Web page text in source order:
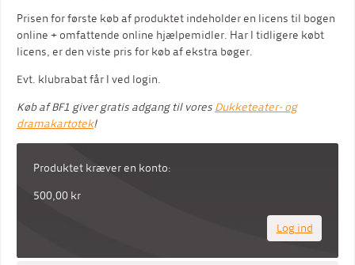
Prisen for første køb af produktet indeholder en licens til bogen
online + omfattende online hjælpemidler. Har I tidligere købt
licens, er den viste pris for køb af ekstra bøger.
Evt. klubrabat får I ved login.
Køb af BF1 giver gratis adgang til voresDukketeater- og
dramakartotek!
Produktet kræver en konto:
500,00 kr
Log ind